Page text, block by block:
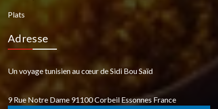
Plats
Adresse
Un voyage tunisien au cœur de Sidi Bou Saïd
9 Rue Notre Dame 91100 Corbeil Essonnes France